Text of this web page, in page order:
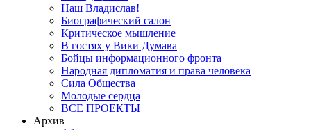
Наш Владислав!
Биографический салон
Критическое мышление
В гостях у Вики Думава
Бойцы информационного фронта
Народная дипломатия и права человека
Сила Общества
Молодые сердца
ВСЕ ПРОЕКТЫ
Архив